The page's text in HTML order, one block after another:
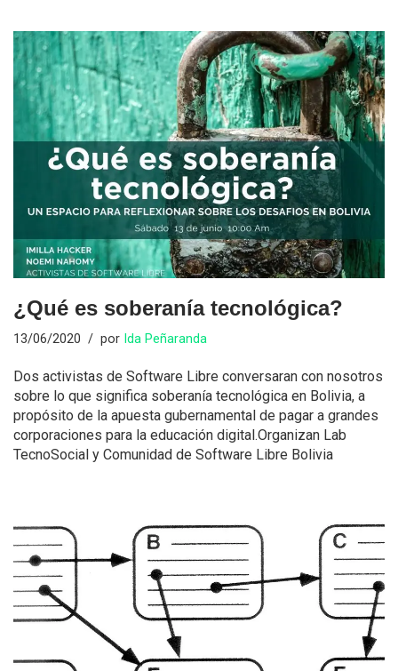
¿Qué es soberanía tecnológica?
13/06/2020 por Ida Peñaranda
Dos activistas de Software Libre conversaran con nosotros
sobre lo que significa soberanía tecnológica en Bolivia, a
propósito de la apuesta gubernamental de pagar a grandes
corporaciones para la educación digital.Organizan Lab
TecnoSocial y Comunidad de Software Libre Bolivia